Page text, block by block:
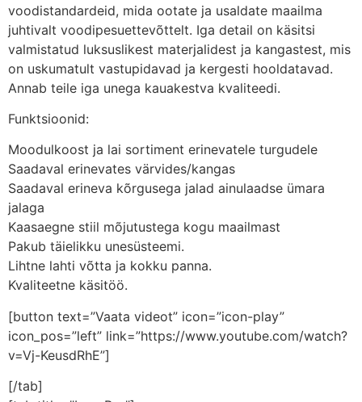
voodistandardeid, mida ootate ja usaldate maailma
juhtivalt voodipesuettevõttelt. Iga detail on käsitsi
valmistatud luksuslikest materjalidest ja kangastest, mis
on uskumatult vastupidavad ja kergesti hooldatavad.
Annab teile iga unega kauakestva kvaliteedi.
Funktsioonid:
Moodulkoost ja lai sortiment erinevatele turgudele
Saadaval erinevates värvides/kangas
Saadaval erineva kõrgusega jalad ainulaadse ümara
jalaga
Kaasaegne stiil mõjutustega kogu maailmast
Pakub täielikku unesüsteemi.
Lihtne lahti võtta ja kokku panna.
Kvaliteetne käsitöö.
[button text=”Vaata videot” icon=”icon-play”
icon_pos=”left” link=”https://www.youtube.com/watch?
v=Vj-KeusdRhE”]
[/tab]